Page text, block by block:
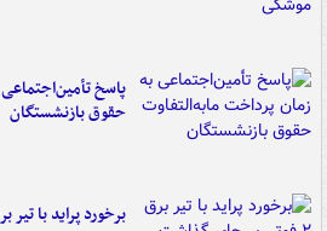
پاسخ
حقوق بازنشستگان
برخورد پراید با تیر برق ۲ فوتی بر جای